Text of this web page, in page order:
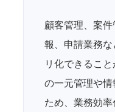
顧客管理、案
報、申請業務
リ化できるこ
の一元管理や
ため、業務効